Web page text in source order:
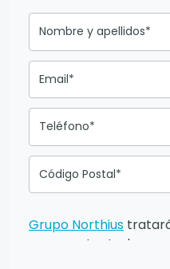
Nombre y apellidos*
Email*
Teléfono*
Código Postal*
Grupo Northius
para contactarle por